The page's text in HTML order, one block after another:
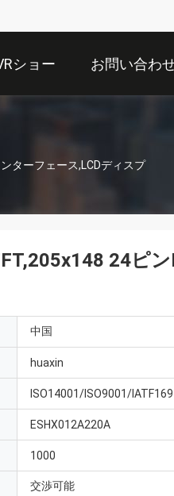
ショー お問い合わ
ターフェース,LCDディスプ
24ピン
中国
huaxin
ISO14001/ISO9001/
ESHX012A220A
1000
交渉可能